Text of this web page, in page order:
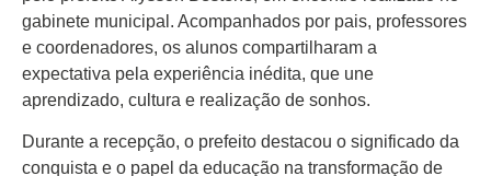
Política
Economia
Atos Oficiais
gabinete municipal. Acompanhados por pais, professores
e coordenadores, os alunos compartilharam a
expectativa pela experiência inédita, que une
aprendizado, cultura e realização de sonhos.
Durante a recepção, o prefeito destacou o significado da
conquista e o papel da educação na transformação de